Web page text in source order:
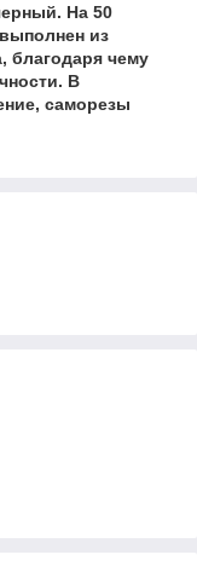
На 50
из
благодаря чему
В
саморезы